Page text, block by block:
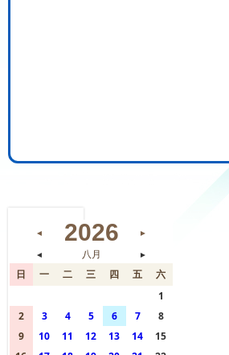
◄ 2026
►
◄
八月 ►
日 一 二 三 四 五
六
1
2
3 4 5 6 7
8
9
10 11 12 13 14
15